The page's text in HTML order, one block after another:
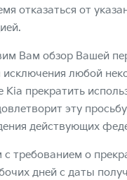
отказаться от
Вам обзор Вашей
любой
прекратить
эту
действующих
требованием о
дней с даты